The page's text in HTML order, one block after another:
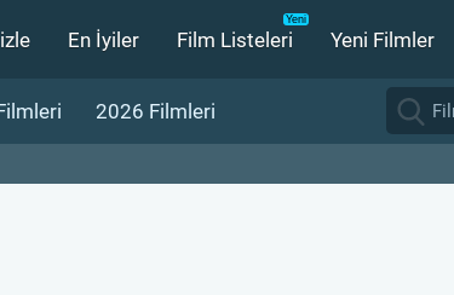
En İyiler Film Listeleri Yeni Filmler
2026 Filmleri